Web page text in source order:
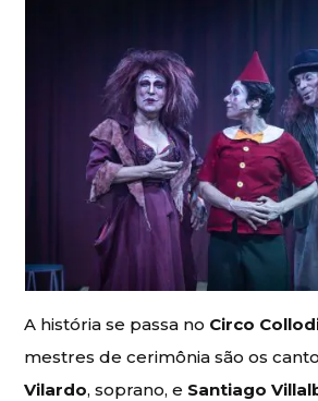
A história se passa no Circo
mestres de cerimônia são os
Vilardo, soprano, e Santiago